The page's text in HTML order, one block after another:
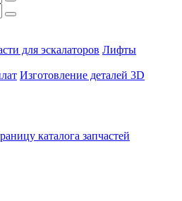
для эскалаторов Лифты
Изготовление деталей 3D
каталога запчастей